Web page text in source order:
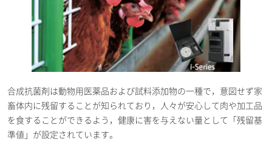
合成抗菌剤は動物用医薬品および試料添加物の一種で，意図せず家
畜体内に残留することが知られており，人々が安心して肉や加工品
を食することができるよう，健康に害を与えない量として「残留基
準値」が設定されています。